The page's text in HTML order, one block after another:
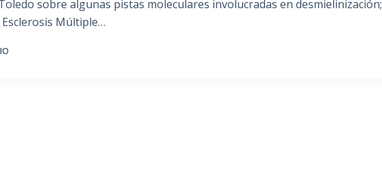
sobre algunas pistas moleculares involucradas en desmielinización;
Múltiple…